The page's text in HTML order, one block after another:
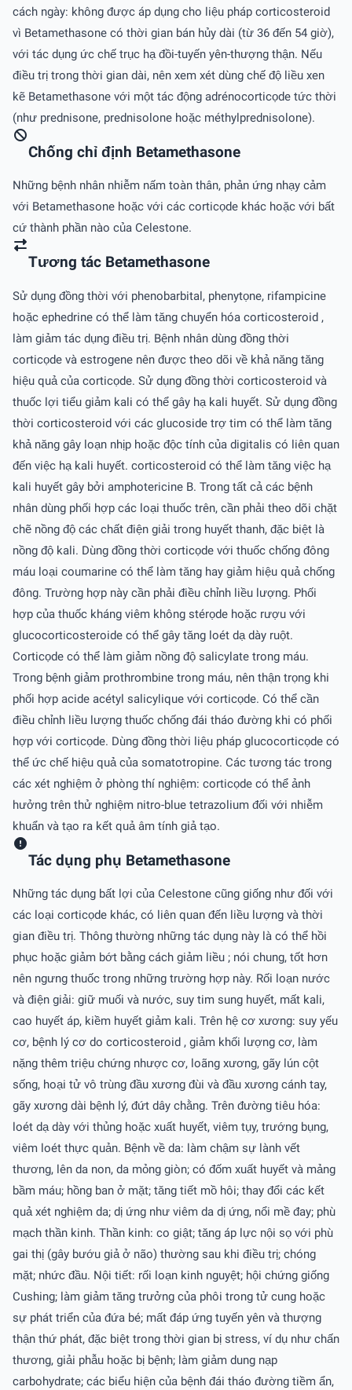
cách ngày: không được áp dụng cho liệu pháp corticosteroid
vì Betamethasone có thời gian bán hủy dài (từ 36 đến 54 giờ),
với tác dụng ức chế trục hạ đồi-tuyến yên-thượng thận. Nếu
điều trị trong thời gian dài, nên xem xét dùng chế độ liều xen
kẽ Betamethasone với một tác động adrénocorticọde tức thời
(như prednisone, prednisolone hoặc méthylprednisolone).
Chống chỉ định Betamethasone
Những bệnh nhân nhiễm nấm toàn thân, phản ứng nhạy cảm
với Betamethasone hoặc với các corticọde khác hoặc với bất
cứ thành phần nào của Celestone.
Tương tác Betamethasone
Sử dụng đồng thời với phenobarbital, phenytọne, rifampicine
hoặc ephedrine có thể làm tăng chuyển hóa corticosteroid ,
làm giảm tác dụng điều trị. Bệnh nhân dùng đồng thời
corticọde và estrogene nên được theo dõi về khả năng tăng
hiệu quả của corticọde. Sử dụng đồng thời corticosteroid và
thuốc lợi tiểu giảm kali có thể gây hạ kali huyết. Sử dụng đồng
thời corticosteroid với các glucoside trợ tim có thể làm tăng
khả năng gây loạn nhịp hoặc độc tính của digitalis có liên quan
đến việc hạ kali huyết. corticosteroid có thể làm tăng việc hạ
kali huyết gây bởi amphotericine B. Trong tất cả các bệnh
nhân dùng phối hợp các loại thuốc trên, cần phải theo dõi chặt
chẽ nồng độ các chất điện giải trong huyết thanh, đặc biệt là
nồng độ kali. Dùng đồng thời corticọde với thuốc chống đông
máu loại coumarine có thể làm tăng hay giảm hiệu quả chống
đông. Trường hợp này cần phải điều chỉnh liều lượng. Phối
hợp của thuốc kháng viêm không stérọde hoặc rượu với
glucocorticosteroide có thể gây tăng loét dạ dày ruột.
Corticọde có thể làm giảm nồng độ salicylate trong máu.
Trong bệnh giảm prothrombine trong máu, nên thận trọng khi
phối hợp acide acétyl salicylique với corticọde. Có thể cần
điều chỉnh liều lượng thuốc chống đái tháo đường khi có phối
hợp với corticọde. Dùng đồng thời liệu pháp glucocorticọde có
thể ức chế hiệu quả của somatotropine. Các tương tác trong
các xét nghiệm ở phòng thí nghiệm: corticọde có thể ảnh
hưởng trên thử nghiệm nitro-blue tetrazolium đối với nhiễm
khuẩn và tạo ra kết quả âm tính giả tạo.
Tác dụng phụ Betamethasone
Những tác dụng bất lợi của Celestone cũng giống như đối với
các loại corticọde khác, có liên quan đến liều lượng và thời
gian điều trị. Thông thường những tác dụng này là có thể hồi
phục hoặc giảm bớt bằng cách giảm liều ; nói chung, tốt hơn
nên ngưng thuốc trong những trường hợp này. Rối loạn nước
và điện giải: giữ muối và nước, suy tim sung huyết, mất kali,
cao huyết áp, kiềm huyết giảm kali. Trên hệ cơ xương: suy yếu
cơ, bệnh lý cơ do corticosteroid , giảm khối lượng cơ, làm
nặng thêm triệu chứng nhược cơ, loãng xương, gãy lún cột
sống, hoại tử vô trùng đầu xương đùi và đầu xương cánh tay,
gãy xương dài bệnh lý, đứt dây chằng. Trên đường tiêu hóa:
loét dạ dày với thủng hoặc xuất huyết, viêm tụy, trướng bụng,
viêm loét thực quản. Bệnh về da: làm chậm sự lành vết
thương, lên da non, da mỏng giòn; có đốm xuất huyết và mảng
bầm máu; hồng ban ở mặt; tăng tiết mồ hôi; thay đổi các kết
quả xét nghiệm da; dị ứng như viêm da dị ứng, nổi mề đay; phù
mạch thần kinh. Thần kinh: co giật; tăng áp lực nội sọ với phù
gai thị (gây bướu giả ở não) thường sau khi điều trị; chóng
mặt; nhức đầu. Nội tiết: rối loạn kinh nguyệt; hội chứng giống
Cushing; làm giảm tăng trưởng của phôi trong tử cung hoặc
sự phát triển của đứa bé; mất đáp ứng tuyến yên và thượng
thận thứ phát, đặc biệt trong thời gian bị stress, ví dụ như chấn
thương, giải phẫu hoặc bị bệnh; làm giảm dung nạp
carbohydrate; các biểu hiện của bệnh đái tháo đường tiềm ẩn,